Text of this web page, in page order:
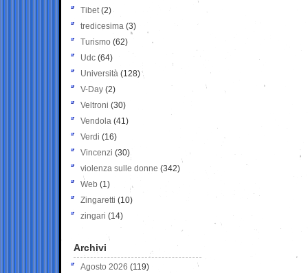
Tibet(2)
tredicesima (3)
Turismo (62)
Udc (64)
Università (128)
V-Day (2)
Veltroni (30)
Vendola (41)
Verdi (16)
Vincenzi (30)
violenza sulle donne (342)
Web (1)
Zingaretti (10)
zingari (14)
Archivi
Agosto 2026 (119)